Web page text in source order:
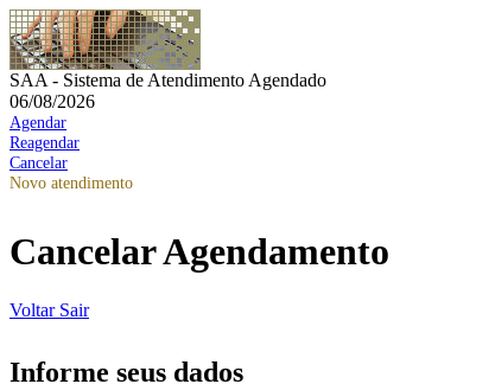
SAA - Sistema de Atendimento Agendado
06/08/2026
Agendar
Reagendar
Cancelar
Novo atendimento
Cancelar Agendamento
Voltar Sair
Informe seus dados